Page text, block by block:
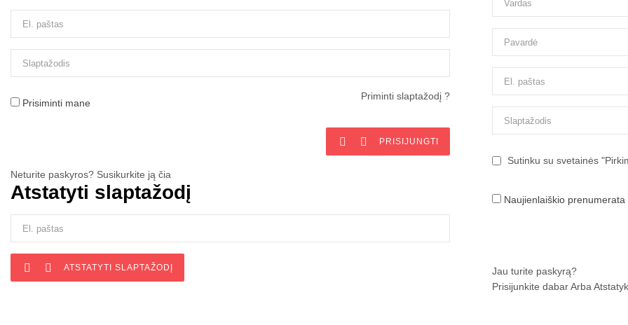
Prisiminti mane
Priminti slaptažodį ?
  PRISIJUNGTI
Neturite paskyros? Susikurkite ją čia
Atstatyti slaptažodį
  ATSTATYTI SLAPTAŽODĮ
Sutinku su svetainės
Naujienlaiškio prenumerata
Jau turite paskyrą?
Prisijunkite dabarArba